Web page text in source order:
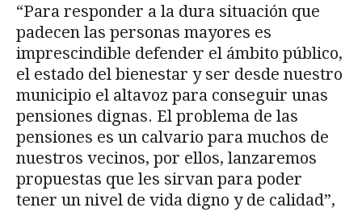
“Para responder a la dura situación que
padecen las personas mayores es
imprescindible defender el ámbito público,
el estado del bienestar y ser desde nuestro
municipio el altavoz para conseguir unas
pensiones dignas. El problema de las
pensiones es un calvario para muchos de
nuestros vecinos, por ellos, lanzaremos
propuestas que les sirvan para poder
tener un nivel de vida digno y de calidad”,